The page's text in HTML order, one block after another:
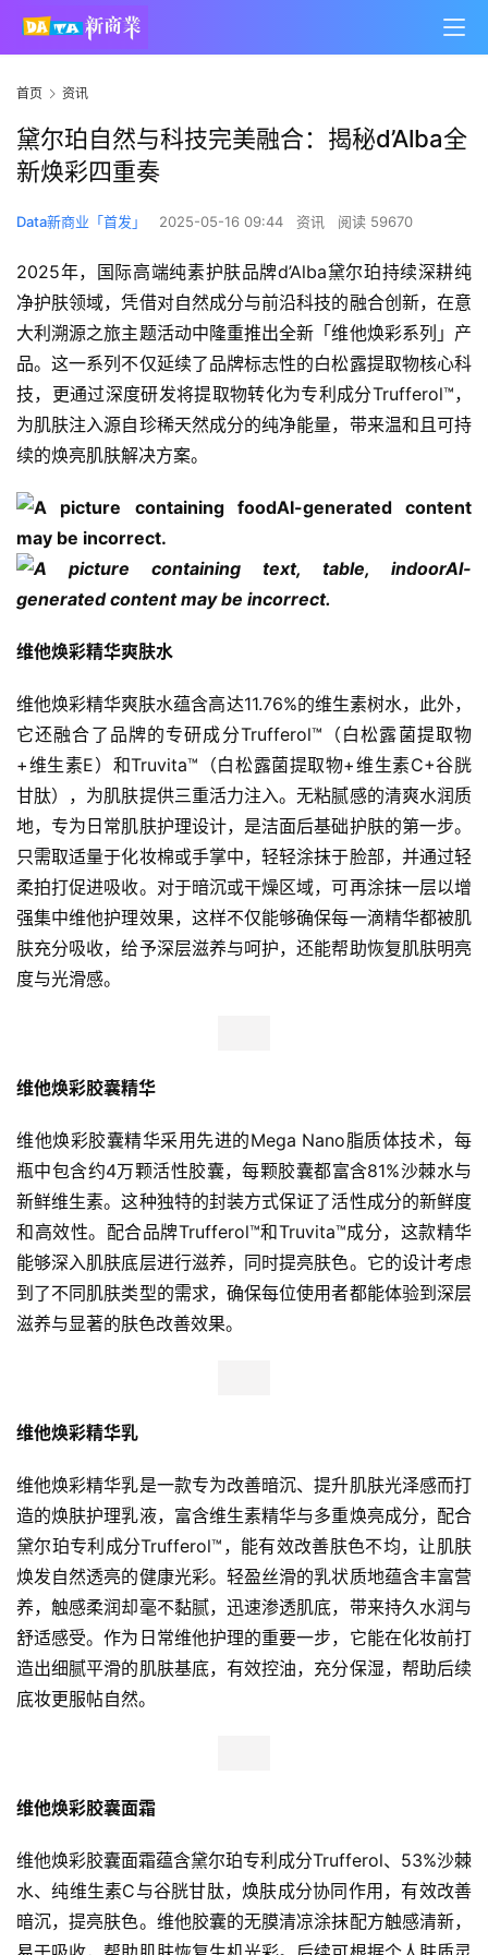
页
新
商
业
观
首页 资讯
黛尔珀自然与科技完美融合：揭秘d’Alba全
新焕彩四重奏
Data新商业「首发」 2025-05-16 09:44 资讯 阅读 59670
2025年，国际高端纯素护肤品牌d’Alba黛尔珀持续深耕纯
净护肤领域，凭借对自然成分与前沿科技的融合创新，在意
大利溯源之旅主题活动中隆重推出全新「维他焕彩系列」产
品。这一系列不仅延续了品牌标志性的白松露提取物核心科
技，更通过深度研发将提取物转化为专利成分Trufferol™，
为肌肤注入源自珍稀天然成分的纯净能量，带来温和且可持
续的焕亮肌肤解决方案。
维他焕彩精华爽肤水
维他焕彩精华爽肤水蕴含高达11.76%的维生素树水，此外，
它还融合了品牌的专研成分Trufferol™（白松露菌提取物
+维生素E）和Truvita™（白松露菌提取物+维生素C+谷胱
甘肽），为肌肤提供三重活力注入。无粘腻感的清爽水润质
地，专为日常肌肤护理设计，是洁面后基础护肤的第一步。
只需取适量于化妆棉或手掌中，轻轻涂抹于脸部，并通过轻
柔拍打促进吸收。对于暗沉或干燥区域，可再涂抹一层以增
强集中维他护理效果，这样不仅能够确保每一滴精华都被肌
肤充分吸收，给予深层滋养与呵护，还能帮助恢复肌肤明亮
度与光滑感。
维他焕彩胶囊精华
维他焕彩胶囊精华采用先进的Mega Nano脂质体技术，每
瓶中包含约4万颗活性胶囊，每颗胶囊都富含81%沙棘水与
新鲜维生素。这种独特的封装方式保证了活性成分的新鲜度
和高效性。配合品牌Trufferol™和Truvita™成分，这款精华
能够深入肌肤底层进行滋养，同时提亮肤色。它的设计考虑
到了不同肌肤类型的需求，确保每位使用者都能体验到深层
滋养与显著的肤色改善效果。
维他焕彩精华乳
维他焕彩精华乳是一款专为改善暗沉、提升肌肤光泽感而打
造的焕肤护理乳液，富含维生素精华与多重焕亮成分，配合
黛尔珀专利成分Trufferol™，能有效改善肤色不均，让肌肤
焕发自然透亮的健康光彩。轻盈丝滑的乳状质地蕴含丰富营
养，触感柔润却毫不黏腻，迅速渗透肌底，带来持久水润与
舒适感受。作为日常维他护理的重要一步，它能在化妆前打
造出细腻平滑的肌肤基底，有效控油，充分保湿，帮助后续
底妆更服帖自然。
维他焕彩胶囊面霜
维他焕彩胶囊面霜蕴含黛尔珀专利成分Trufferol、53%沙棘
水、纯维生素C与谷胱甘肽，焕肤成分协同作用，有效改善
暗沉，提亮肤色。维他胶囊的无膜清凉涂抹配方触感清新，